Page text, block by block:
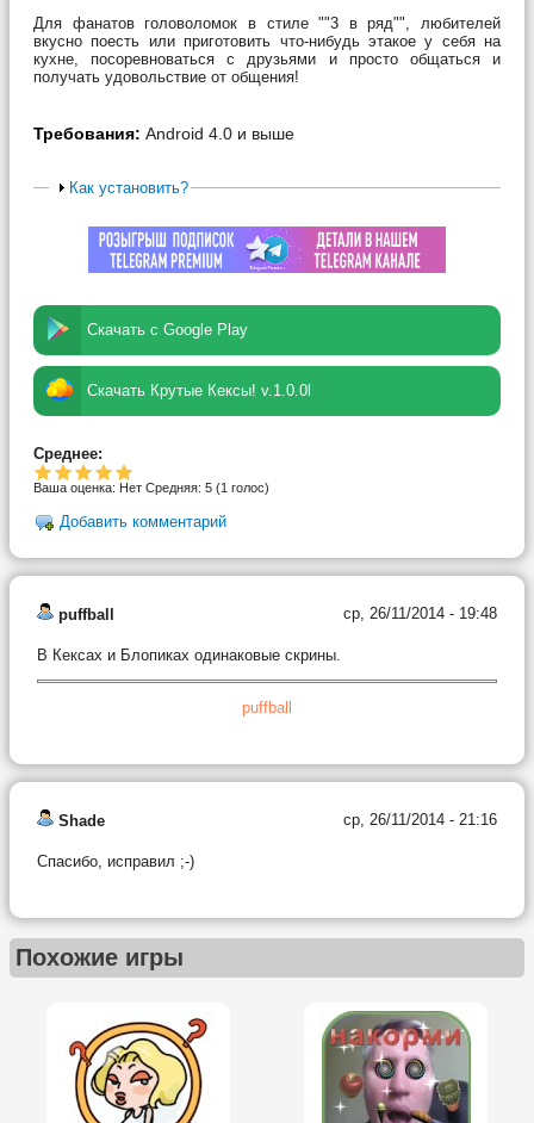
Для фанатов головоломок в стиле ""3 в ряд"", любителей
вкусно поесть или приготовить что-нибудь этакое у себя на
кухне, посоревноваться с друзьями и просто общаться и
получать удовольствие от общения!
Требования: Android 4.0 и выше
Как установить?
Скачать с Google Play
Скачать Крутые Кексы! v.1.0.0l
Среднее:
Ваша оценка: Нет Средняя: 5 (1 голос)
Добавить комментарий
puffball ср, 26/11/2014 - 19:48
В Кексах и Блопиках одинаковые скрины.
puffball
Shade ср, 26/11/2014 - 21:16
Спасибо, исправил ;-)
Похожие игры